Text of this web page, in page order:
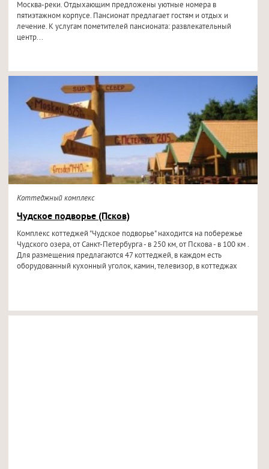
Москва-реки. Отдыхающим предложены уютные номера в
пятиэтажном корпусе. Пансионат предлагает гостям и отдых и
лечение. К услугам пометителей пансионата: развлекательный
центр...
Коттеджный комплекс
Чудское подворье (Псков)
Комплекс коттеджей "Чудское подворье" находится на побережье
Чудского озера, от Санкт-Петербурга - в 250 км, от Пскова - в 100 км .
Для размещения предлагаются 47 коттеджей, в каждом есть
оборудованный кухонный уголок, камин, телевизор, в коттеджах